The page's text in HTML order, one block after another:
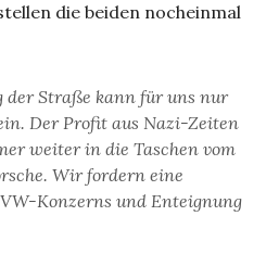
die beiden nocheinmal
der Straße kann für uns nur
Der Profit aus Nazi-Zeiten
weiter in die Taschen vom
Wir fordern eine
Konzerns und Enteignung